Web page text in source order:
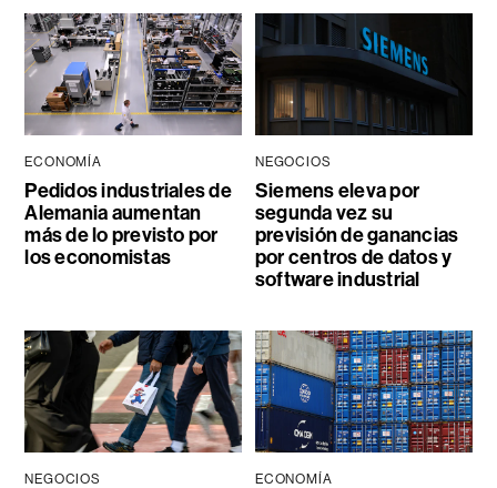
ECONOMÍA
Pedidos industriales de
Alemania aumentan
más de lo previsto por
los economistas
NEGOCIOS
Siemens eleva por
segunda vez su
previsión de ganancias
por centros de datos y
software industrial
NEGOCIOS ECONOMÍA